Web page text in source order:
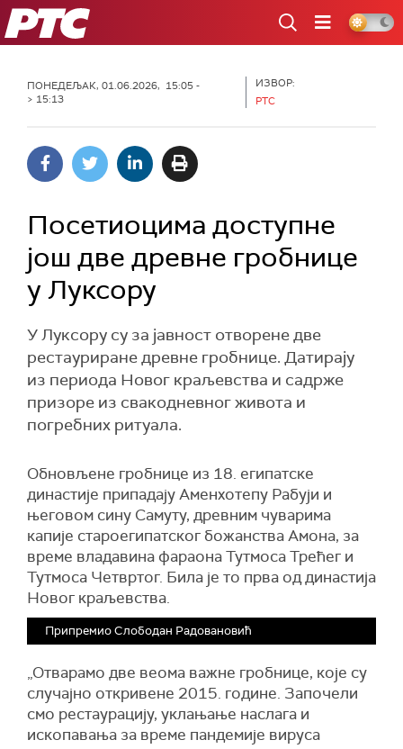
РТС
ПОНЕДЕЉАК, 01.06.2026, 15:05 -
> 15:13
ИЗВОР:
РТС
Посетиоцима доступне
још две древне гробнице
у Луксору
У Луксору су за јавност отворене две
рестауриране древне гробнице. Датирају
из периода Новог краљевства и садрже
призоре из свакодневног живота и
погребних ритуала.
Обновљене гробнице из 18. египатске
династије припадају Аменхотепу Рабуји и
његовом сину Самуту, древним чуварима
капије староегипатског божанства Амона, за
време владавина фараона Тутмоса Трећег и
Тутмоса Четвртог. Била је то прва од династија
Новог краљевства.
Припремио Слободан Радовановић
„Отварамо две веома важне гробнице, које су
случајно откривене 2015. године. Започели
смо рестаурацију, уклањање наслага и
ископавања за време пандемије вируса